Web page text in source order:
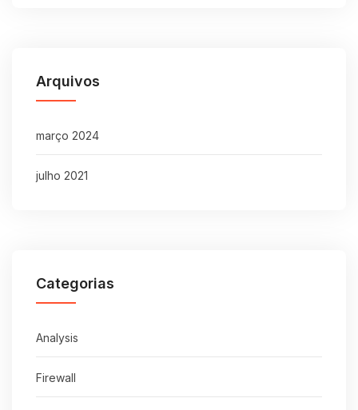
Arquivos
março 2024
julho 2021
Categorias
Analysis
Firewall